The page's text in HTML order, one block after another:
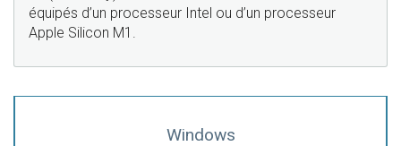
équipés d’un processeur Intel ou d’un processeur
Apple Silicon M1.
Windows